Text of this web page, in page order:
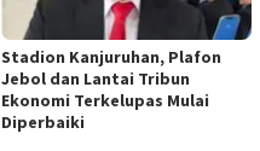
Stadion Kanjuruhan, Plafon
Jebol dan Lantai Tribun
Ekonomi Terkelupas Mulai
Diperbaiki